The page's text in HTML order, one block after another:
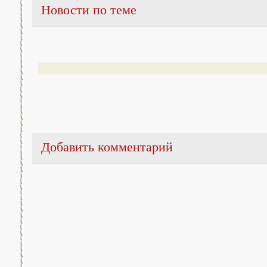
Новости по теме
Добавить комментарий